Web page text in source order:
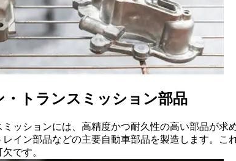
・トランスミッション部品
ッションには、高精度かつ耐久性の高い部品が
イン部品などの主要自動車部品を製造します。
です。